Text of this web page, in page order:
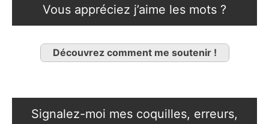
Vous appréciez j’aime les mots ?
Découvrez comment me soutenir !
Signalez-moi mes coquilles, erreurs,